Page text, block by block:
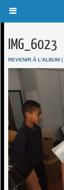
IMG_6023
REVENIR À L'ALBUM |